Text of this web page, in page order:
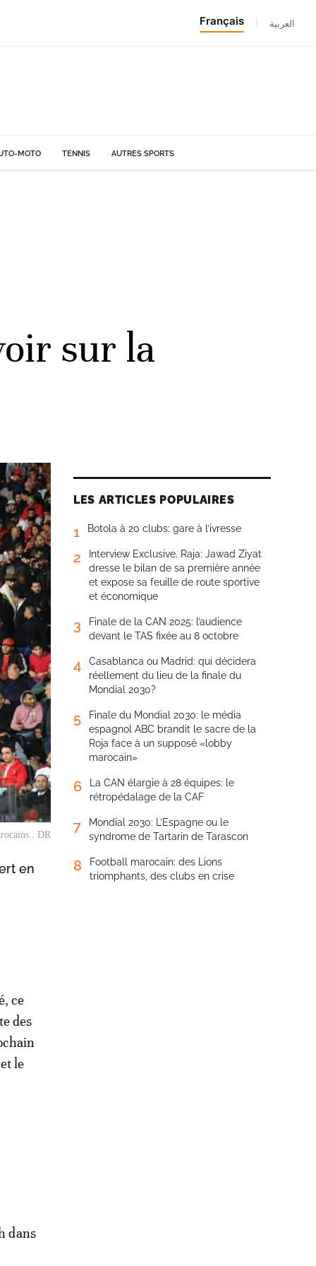
Français العربية
MOTO TENNIS AUTRES SPORTS
sur la
DR
en
ce
des
le
dans
LES ARTICLES POPULAIRES
1 Botola à 20 clubs: gare à l’ivresse
2
Interview Exclusive. Raja: Jawad Ziyat
dresse le bilan de sa première année
et expose sa feuille de route sportive
et économique
3
Finale de la CAN 2025: l’audience
devant le TAS fixée au 8 octobre
4
Casablanca ou Madrid: qui décidera
réellement du lieu de la finale du
Mondial 2030?
5
Finale du Mondial 2030: le média
espagnol ABC brandit le sacre de la
Roja face à un supposé «lobby
marocain»
6
La CAN élargie à 28 équipes: le
rétropédalage de la CAF
7
Mondial 2030: L’Espagne ou le
syndrome de Tartarin de Tarascon
8
Football marocain: des Lions
triomphants, des clubs en crise